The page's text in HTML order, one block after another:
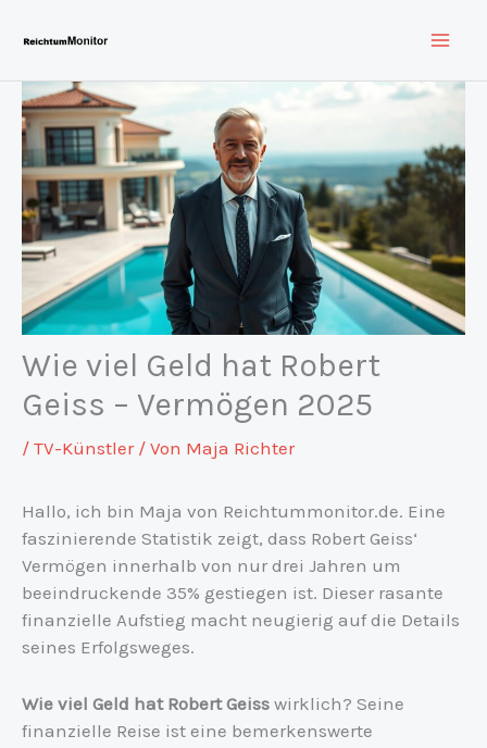
Inhalt
Wie viel Geld hat Robert
Geiss – Vermögen 2025
/ TV-Künstler/ Von Maja Richter
Hallo, ich bin Maja von Reichtummonitor.de. Eine
faszinierende Statistik zeigt, dass Robert Geiss‘
Vermögen innerhalb von nur drei Jahren um
beeindruckende 35% gestiegen ist. Dieser rasante
finanzielle Aufstieg macht neugierig auf die Details
seines Erfolgsweges.
Wie viel Geld hat Robert Geiss wirklich? Seine
finanzielle Reise ist eine bemerkenswerte